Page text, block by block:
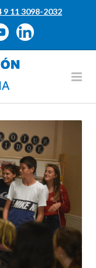
9 11 3098-2032